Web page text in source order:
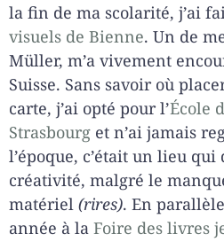
la fin de ma scolarité, j’ai
visuels de Bienne. Un de
Müller, m’a vivement
Suisse. Sans savoir où
carte, j’ai opté pour l’École
Strasbourg et n’ai jamais
l’époque, c’était un lieu
créativité, malgré le
matériel (rires). En
année à la Foire des livres